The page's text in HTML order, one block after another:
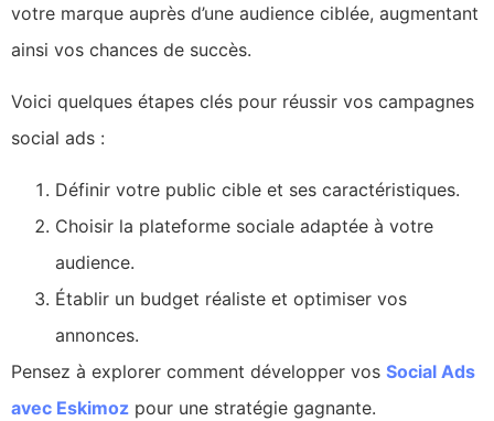
votre marque auprès d’une audience ciblée, augmentant
ainsi vos chances de succès.
Voici quelques étapes clés pour réussir vos campagnes
social ads :
Définir votre public cible et ses caractéristiques.
Choisir la plateforme sociale adaptée à votre
audience.
Établir un budget réaliste et optimiser vos
annonces.
Pensez à explorer comment développer vos Social Ads
avec Eskimoz pour une stratégie gagnante.